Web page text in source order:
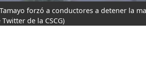
forzó a conductores a detener la
de la CSCG)